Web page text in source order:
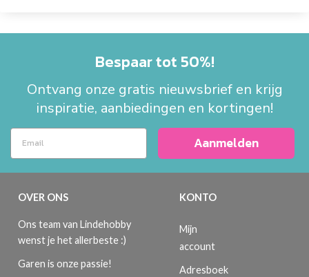
Bespaar tot 50%!
Ontvang onze gratis nieuwsbrief en krijg
inspiratie, aanbiedingen en kortingen!
Aanmelden
OVER ONS
Ons team van Lindehobby
wenst je het allerbeste :)
Garen is onze passie!
KONTO
Mijn
account
Adresboek